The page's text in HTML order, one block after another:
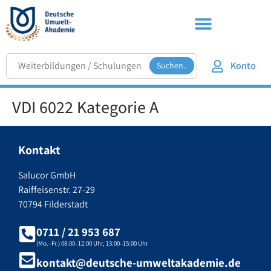
Suchen.. Konto
VDI 6022 Kategorie A
Kontakt
Salucor GmbH
Raiffeisenstr. 27-29
70794 Filderstadt
0711 / 21 953 687
(Mo.–Fr.) 08:00–12:00 Uhr, 13:00–15:00 Uhr
kontakt@deutsche-umweltakademie.de